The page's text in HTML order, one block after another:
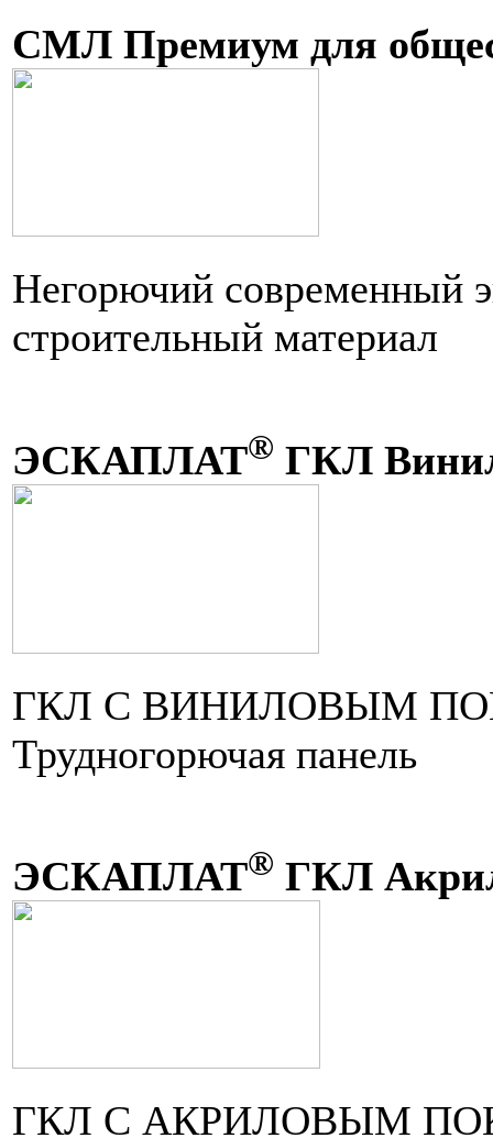
СМЛ Премиум для
Негорючий современный
строительный материал
ЭСКАПЛАТ® ГКЛ
ГКЛ С ВИНИЛОВЫМ
Трудногорючая панель
ЭСКАПЛАТ® ГКЛ
ГКЛ С АКРИЛОВЫМ